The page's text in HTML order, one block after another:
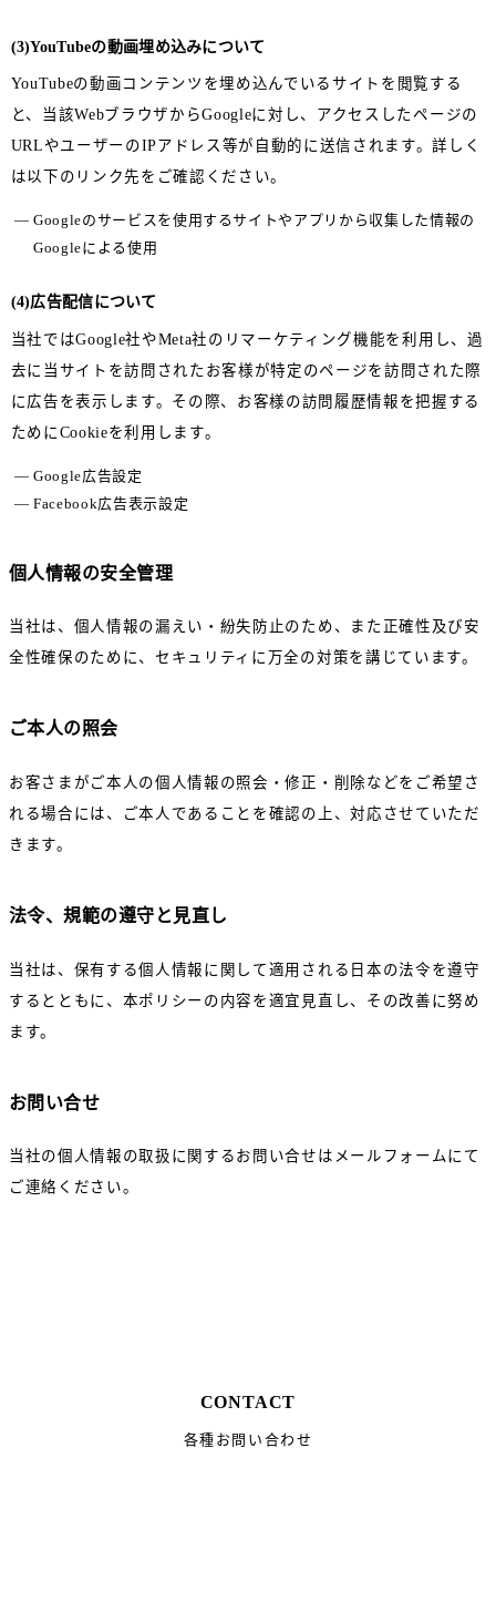
(3)YouTubeの動画埋め込みについて
YouTubeの動画コンテンツを埋め込んでいるサイトを閲覧する
と、当該WebブラウザからGoogleに対し、アクセスしたページの
URLやユーザーのIPアドレス等が自動的に送信されます。詳しく
は以下のリンク先をご確認ください。
Googleのサービスを使用するサイトやアプリから収集した情報の
Googleによる使用
(4)広告配信について
当社ではGoogle社やMeta社のリマーケティング機能を利用し、過
去に当サイトを訪問されたお客様が特定のページを訪問された際
に広告を表示します。その際、お客様の訪問履歴情報を把握する
ためにCookieを利用します。
Google広告設定
Facebook広告表示設定
個人情報の安全管理
当社は、個人情報の漏えい・紛失防止のため、また正確性及び安
全性確保のために、セキュリティに万全の対策を講じています。
ご本人の照会
お客さまがご本人の個人情報の照会・修正・削除などをご希望さ
れる場合には、ご本人であることを確認の上、対応させていただ
きます。
法令、規範の遵守と見直し
当社は、保有する個人情報に関して適用される日本の法令を遵守
するとともに、本ポリシーの内容を適宜見直し、その改善に努め
ます。
お問い合せ
当社の個人情報の取扱に関するお問い合せはメールフォームにて
ご連絡ください。
CONTACT
各種お問い合わせ